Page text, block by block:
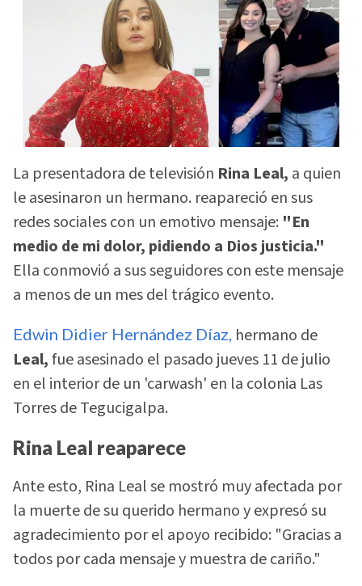
La presentadora de televisión Rina Leal, a quien
le asesinaron un hermano. reapareció en sus
redes sociales con un emotivo mensaje: "En
medio de mi dolor, pidiendo a Dios justicia."
Ella conmovió a sus seguidores con este mensaje
a menos de un mes del trágico evento.
Edwin Didier Hernández Díaz, hermano de
Leal,fue asesinado el pasado jueves 11 de julio
en el interior de un 'carwash' en la colonia Las
Torres de Tegucigalpa.
Rina Leal reaparece
Ante esto, Rina Leal se mostró muy afectada por
la muerte de su querido hermano y expresó su
agradecimiento por el apoyo recibido: "Gracias a
todos por cada mensaje y muestra de cariño."